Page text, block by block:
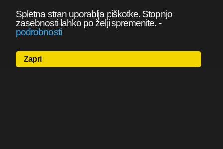
Spletna stran uporablja piškotke. Stopnjo
zasebnosti lahko po želji spremenite. -
podrobnosti
Zapri